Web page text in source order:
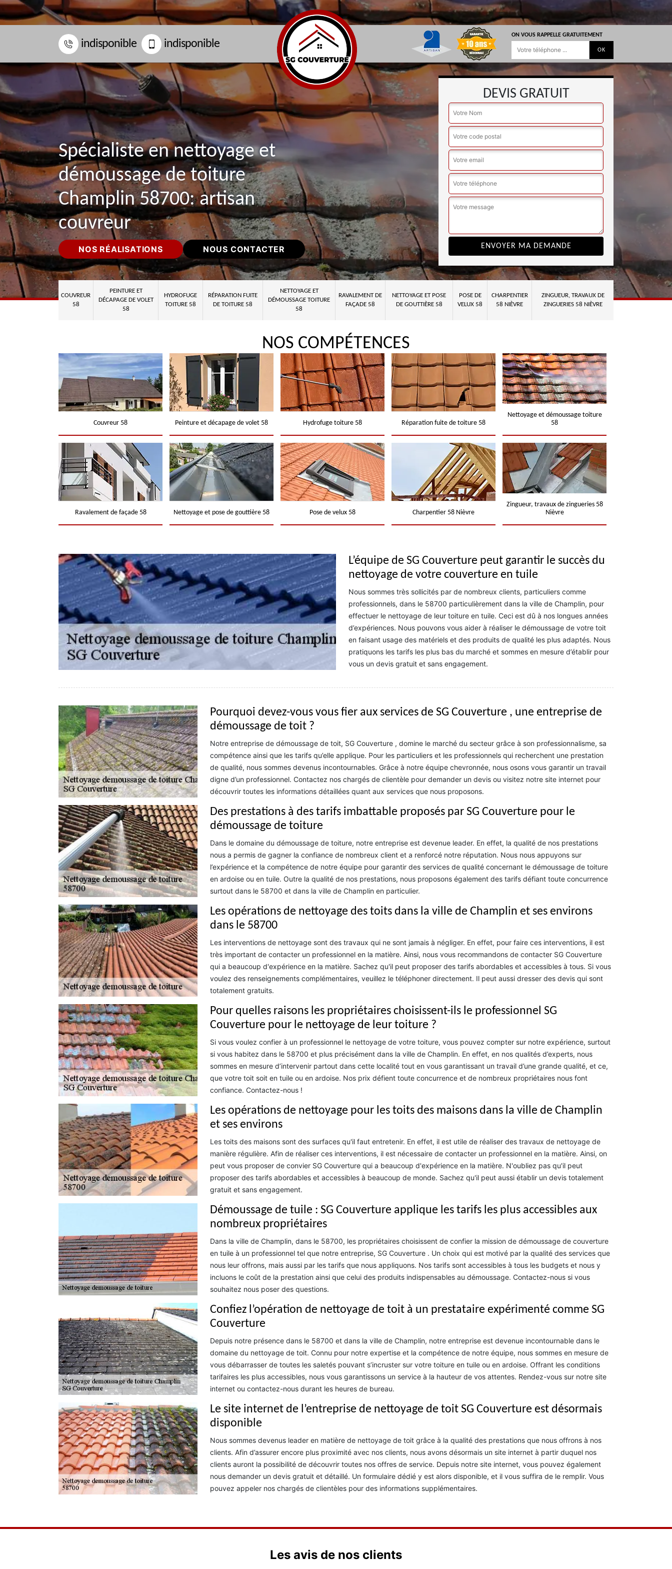
indisponible indisponible
ON VOUS RAPPELLE GRATUITEMENT
Spécialiste en nettoyage et
démoussage de toiture
Champlin 58700: artisan
couvreur
NOS RÉALISATIONS NOUS CONTACTER
DEVIS GRATUIT
COUVREUR
58
PEINTURE ET
DÉCAPAGE DE VOLET
58
HYDROFUGE
TOITURE 58
RÉPARATION FUITE
DE TOITURE 58
NETTOYAGE ET
DÉMOUSSAGE TOITURE
58
RAVALEMENT DE
FAÇADE 58
NETTOYAGE ET POSE
DE GOUTTIÈRE 58
POSE DE
VELUX 58
CHARPENTIER
58 NIÈVRE
ZINGUEUR, TRAVAUX DE
ZINGUERIES 58 NIÈVRE
NOS COMPÉTENCES
Couvreur 58 Peinture et décapage de volet 58 Hydrofuge toiture 58 Réparation fuite de toiture 58
Nettoyage et démoussage toiture
58
Ravalement de façade 58 Nettoyage et pose de gouttière 58 Pose de velux 58 Charpentier 58 Nièvre
Zingueur, travaux de zingueries 58
Nièvre
L’équipe de SG Couverture peut garantir le succès du
nettoyage de votre couverture en tuile
Nous sommes très sollicités par de nombreux clients, particuliers comme
professionnels, dans le 58700 particulièrement dans la ville de Champlin, pour
effectuer le nettoyage de leur toiture en tuile. Ceci est dû à nos longues années
d’expériences. Nous pouvons vous aider à réaliser le démoussage de votre toit
en faisant usage des matériels et des produits de qualité les plus adaptés. Nous
pratiquons les tarifs les plus bas du marché et sommes en mesure d’établir pour
vous un devis gratuit et sans engagement.
Pourquoi devez-vous vous fier aux services de SG Couverture , une entreprise de
démoussage de toit ?
Notre entreprise de démoussage de toit, SG Couverture , domine le marché du secteur grâce à son professionnalisme, sa
compétence ainsi que les tarifs qu’elle applique. Pour les particuliers et les professionnels qui recherchent une prestation
de qualité, nous sommes devenus incontournables. Grâce à notre équipe chevronnée, nous osons vous garantir un travail
digne d’un professionnel. Contactez nos chargés de clientèle pour demander un devis ou visitez notre site internet pour
découvrir toutes les informations détaillées quant aux services que nous proposons.
Des prestations à des tarifs imbattable proposés par SG Couverture pour le
démoussage de toiture
Dans le domaine du démoussage de toiture, notre entreprise est devenue leader. En effet, la qualité de nos prestations
nous a permis de gagner la confiance de nombreux client et a renforcé notre réputation. Nous nous appuyons sur
l’expérience et la compétence de notre équipe pour garantir des services de qualité concernant le démoussage de toiture
en ardoise ou en tuile. Outre la qualité de nos prestations, nous proposons également des tarifs défiant toute concurrence
surtout dans le 58700 et dans la ville de Champlin en particulier.
Les opérations de nettoyage des toits dans la ville de Champlin et ses environs
dans le 58700
Les interventions de nettoyage sont des travaux qui ne sont jamais à négliger. En effet, pour faire ces interventions, il est
très important de contacter un professionnel en la matière. Ainsi, nous vous recommandons de contacter SG Couverture
qui a beaucoup d'expérience en la matière. Sachez qu'il peut proposer des tarifs abordables et accessibles à tous. Si vous
voulez des renseignements complémentaires, veuillez le téléphoner directement. Il peut aussi dresser des devis qui sont
totalement gratuits.
Pour quelles raisons les propriétaires choisissent-ils le professionnel SG
Couverture pour le nettoyage de leur toiture ?
Si vous voulez confier à un professionnel le nettoyage de votre toiture, vous pouvez compter sur notre expérience, surtout
si vous habitez dans le 58700 et plus précisément dans la ville de Champlin. En effet, en nos qualités d’experts, nous
sommes en mesure d’intervenir partout dans cette localité tout en vous garantissant un travail d’une grande qualité, et ce,
que votre toit soit en tuile ou en ardoise. Nos prix défient toute concurrence et de nombreux propriétaires nous font
confiance. Contactez-nous !
Les opérations de nettoyage pour les toits des maisons dans la ville de Champlin
et ses environs
Les toits des maisons sont des surfaces qu'il faut entretenir. En effet, il est utile de réaliser des travaux de nettoyage de
manière régulière. Afin de réaliser ces interventions, il est nécessaire de contacter un professionnel en la matière. Ainsi, on
peut vous proposer de convier SG Couverture qui a beaucoup d'expérience en la matière. N'oubliez pas qu'il peut
proposer des tarifs abordables et accessibles à beaucoup de monde. Sachez qu'il peut aussi établir un devis totalement
gratuit et sans engagement.
Démoussage de tuile : SG Couverture applique les tarifs les plus accessibles aux
nombreux propriétaires
Dans la ville de Champlin, dans le 58700, les propriétaires choisissent de confier la mission de démoussage de couverture
en tuile à un professionnel tel que notre entreprise, SG Couverture . Un choix qui est motivé par la qualité des services que
nous leur offrons, mais aussi par les tarifs que nous appliquons. Nos tarifs sont accessibles à tous les budgets et nous y
incluons le coût de la prestation ainsi que celui des produits indispensables au démoussage. Contactez-nous si vous
souhaitez nous poser des questions.
Confiez l’opération de nettoyage de toit à un prestataire expérimenté comme SG
Couverture
Depuis notre présence dans le 58700 et dans la ville de Champlin, notre entreprise est devenue incontournable dans le
domaine du nettoyage de toit. Connu pour notre expertise et la compétence de notre équipe, nous sommes en mesure de
vous débarrasser de toutes les saletés pouvant s’incruster sur votre toiture en tuile ou en ardoise. Offrant les conditions
tarifaires les plus accessibles, nous vous garantissons un service à la hauteur de vos attentes. Rendez-vous sur notre site
internet ou contactez-nous durant les heures de bureau.
Le site internet de l’entreprise de nettoyage de toit SG Couverture est désormais
disponible
Nous sommes devenus leader en matière de nettoyage de toit grâce à la qualité des prestations que nous offrons à nos
clients. Afin d’assurer encore plus proximité avec nos clients, nous avons désormais un site internet à partir duquel nos
clients auront la possibilité de découvrir toutes nos offres de service. Depuis notre site internet, vous pouvez également
nous demander un devis gratuit et détaillé. Un formulaire dédié y est alors disponible, et il vous suffira de le remplir. Vous
pouvez appeler nos chargés de clientèles pour des informations supplémentaires.
Les avis de nos clients